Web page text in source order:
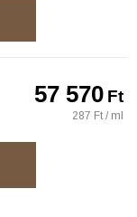
57 570Ft
287 Ft / ml